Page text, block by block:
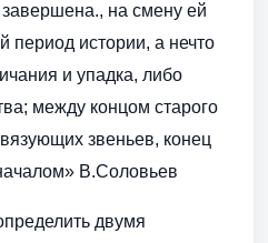
на смену ей
период истории, а нечто
и упадка, либо
между концом старого
звеньев, конец
В.Соловьев
двумя